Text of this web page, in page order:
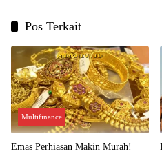
Pos Terkait
Multifinance
Emas Perhiasan Makin Murah!